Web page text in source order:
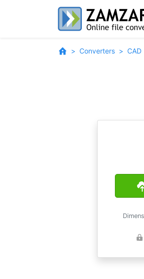
Converters CAD